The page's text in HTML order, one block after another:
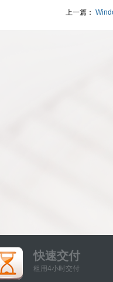
上一篇：
快速交付
租用4小时交付